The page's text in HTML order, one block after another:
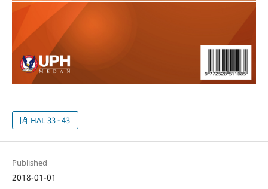
HAL 33 - 43
Published
2018-01-01